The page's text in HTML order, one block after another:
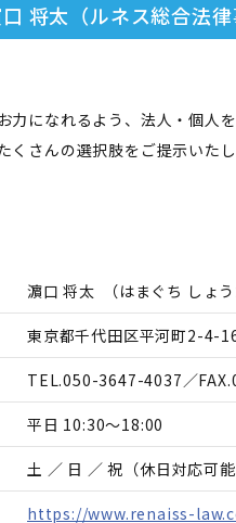
将太（ルネス総合法律
力になれるよう、法人・個人
くさんの選択肢をご提示いた
濵口 将太 （はまぐち しょ
東京都千代田区平河町2-4-
TEL.050-3647-4037／FAX.
平日 10:30～18:00
土 ／ 日 ／ 祝（休日対応可能
https://www.renaiss-